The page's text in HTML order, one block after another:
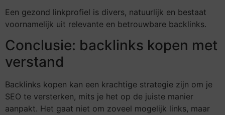
Een gezond linkprofiel is divers, natuurlijk en bestaat
voornamelijk uit relevante en betrouwbare backlinks.
Conclusie: backlinks kopen met
verstand
Backlinks kopen kan een krachtige strategie zijn om je
SEO te versterken, mits je het op de juiste manier
aanpakt. Het gaat niet om zoveel mogelijk links, maar